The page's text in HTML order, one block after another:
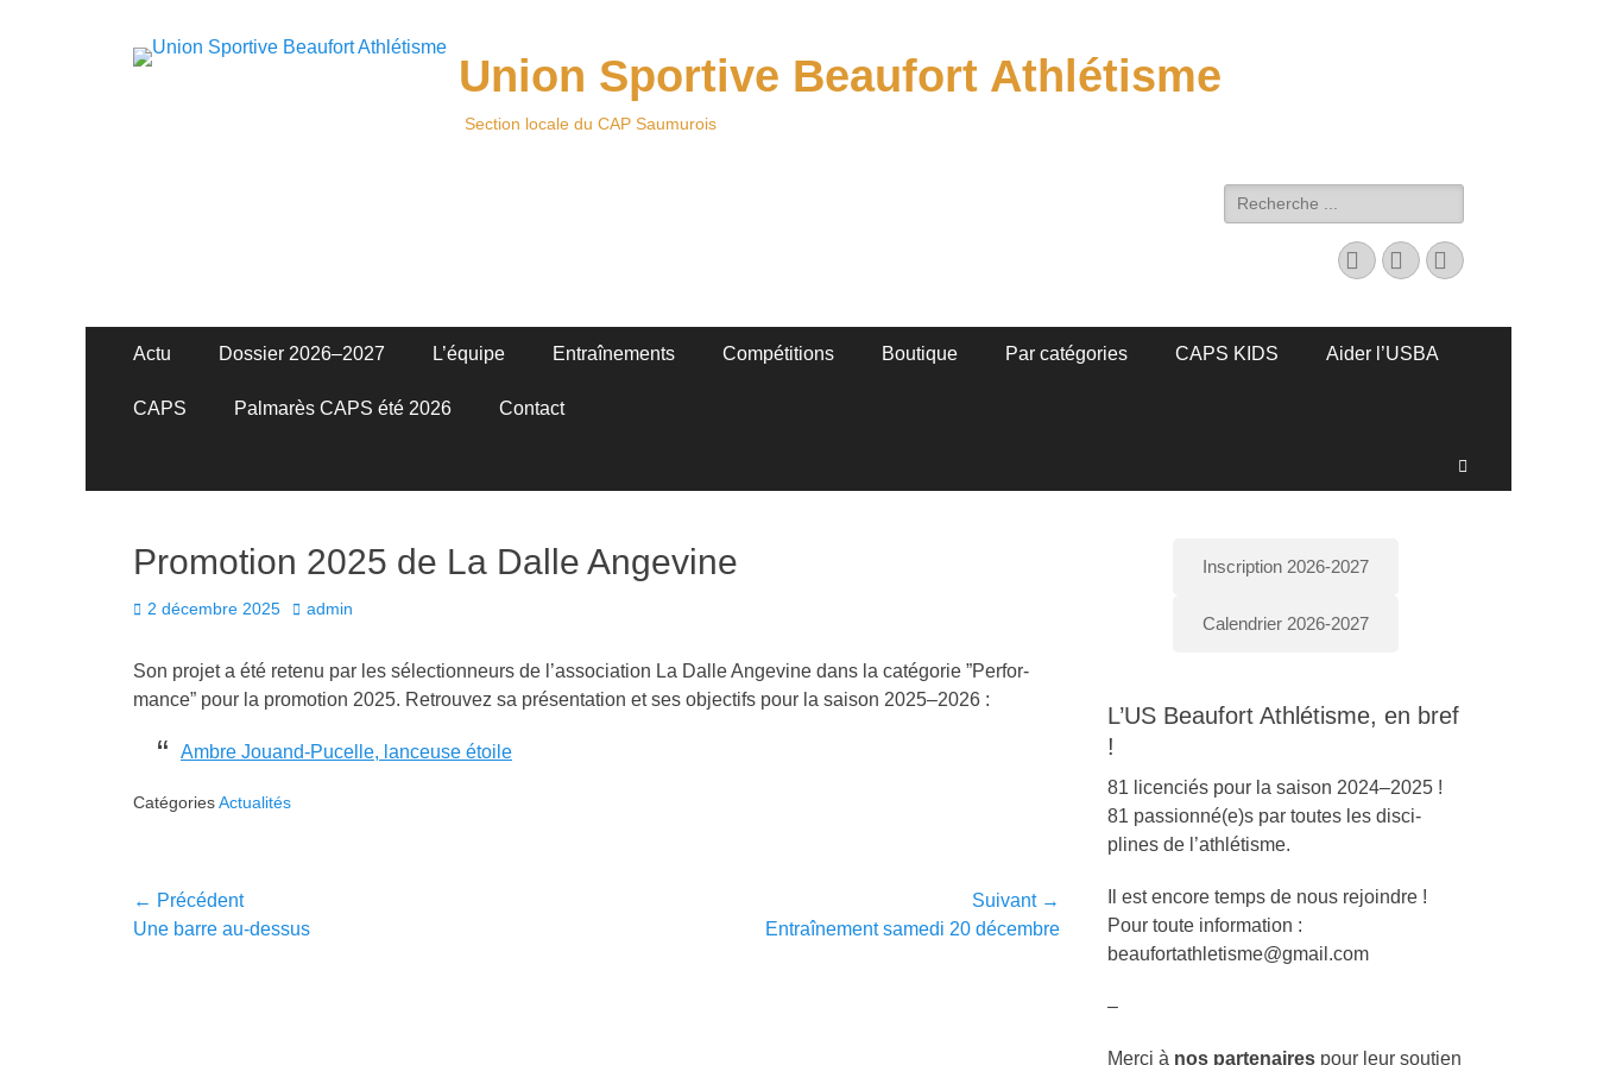
Union Sportive Beaufort Athlétisme
Section locale du CAP Saumurois
Rechercher :
Facebook
E-
mail
Instagram
Menu
contenu
Actu Dossier 2026–2027 L’équipe Entraînements Compétitions Boutique Par catégories CAPS KIDS Aider l’USBA
CAPS Palmarès CAPS été 2026 Contact
Promotion 2025 de La Dalle Angevine
Posted
2 décembre 2025 Author
admin
Son pro­jet a été retenu par les sélec­tion­neurs de l’as­so­ci­a­tion La Dalle Angevine dans la caté­gorie ”Per­for­
mance” pour la pro­mo­tion 2025. Retrou­vez sa présen­ta­tion et ses objec­tifs pour la sai­son 2025–2026 :
Ambre Jouand-Pucelle, lanceuse étoile
CatégoriesActualités
Navigation
← Précédent
Article
Une barre au-dessus
Suivant →
Entraînement samedi 20 décembre
Inscription 2026-2027
Calendrier 2026-2027
L’US Beaufort Athlétisme, en bref
!
81 licen­ciés pour la sai­son 2024–2025 !
81 passionné(e)s par toutes les dis­ci­
plines de l’ath­létisme.
Il est encore temps de nous rejoin­dre !
Pour toute infor­ma­tion :
beaufortathletisme@gmail.com
–
Mer­ci à nos parte­naires pour leur sou­tien